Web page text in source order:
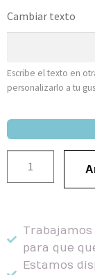
Cambiar texto
Escribe el texto en
personalizarlo a tu
para que
Estamos